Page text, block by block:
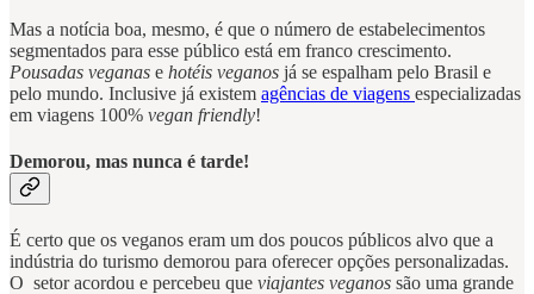
Mas a notícia boa, mesmo, é que o número de estabelecimentos
segmentados para esse público está em franco crescimento.
Pousadas veganas e hotéis veganos já se espalham pelo Brasil e
pelo mundo. Inclusive já existem agências de viagens especializadas
em viagens 100% vegan friendly!
Demorou, mas nunca é tarde!
É certo que os veganos eram um dos poucos públicos alvo que a
indústria do turismo demorou para oferecer opções personalizadas.
O setor acordou e percebeu que viajantes veganos são uma grande